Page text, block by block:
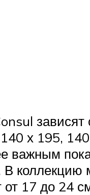
х 195,
коллекцию
17 до 24